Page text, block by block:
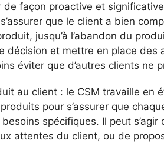
de façon proactive et
que le client a bien
jusqu’à l’abandon du
décision et mettre en place des
éviter que d’autres clients ne
au client : le CSM travaille en
pour s’assurer que
spécifiques. Il peut
attentes du client, ou de